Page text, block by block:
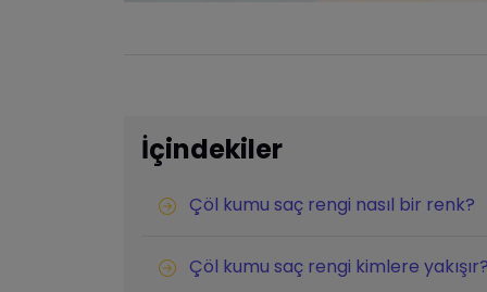
İçindekiler
Çöl kumu saç rengi nasıl bir renk?
Çöl kumu saç rengi kimlere